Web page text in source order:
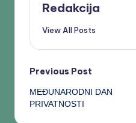
Redakcija
View All Posts
Previous Post
MEĐUNARODNI DAN
PRIVATNOSTI